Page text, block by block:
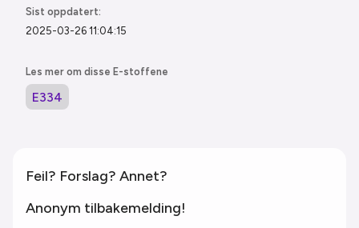
Sist oppdatert:
2025-03-26 11:04:15
Les mer om disse E-stoffene
E334
Feil? Forslag? Annet?
Anonym tilbakemelding!